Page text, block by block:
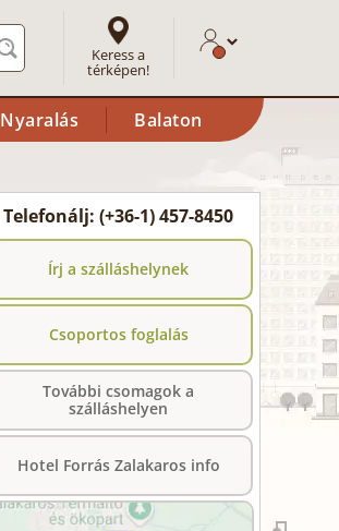
Keress a
térképen!
Nyaralás Balaton
Telefonálj: (+36-1) 457-8450
Írj a szálláshelynek
Csoportos foglalás
További csomagok a
szálláshelyen
Hotel Forrás Zalakaros info